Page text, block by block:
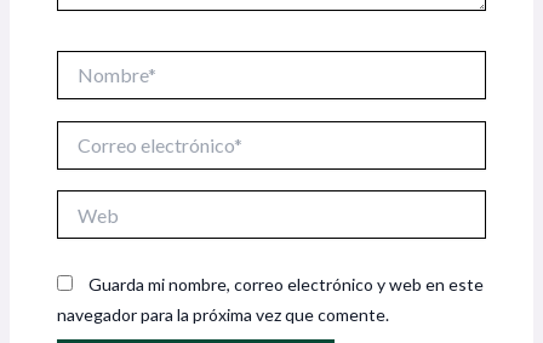
electrónico*
Guarda mi nombre, correo electrónico y web en este
navegador para la próxima vez que comente.